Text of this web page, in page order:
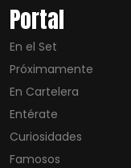
Portal
En el Set
Próximamente
En Cartelera
Entérate
Curiosidades
Famosos